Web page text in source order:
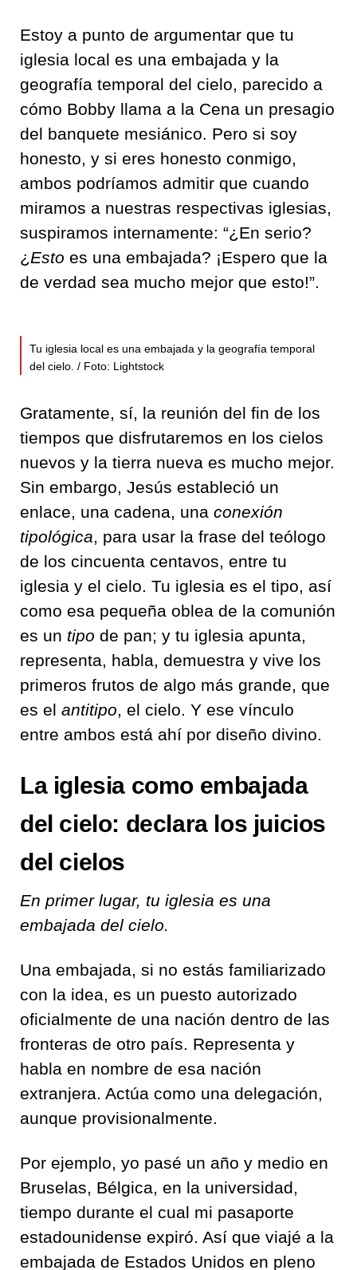
Estoy a punto de argumentar que tu
iglesia local es una embajada y la
geografía temporal del cielo, parecido a
cómo Bobby llama a la Cena un presagio
del banquete mesiánico. Pero si soy
honesto, y si eres honesto conmigo,
ambos podríamos admitir que cuando
miramos a nuestras respectivas iglesias,
suspiramos internamente: “¿En serio?
¿ Esto es una embajada? ¡Espero que la
de verdad sea mucho mejor que esto!”.
Tu iglesia local es una embajada y la geografía temporal
del cielo. / Foto: Lightstock
Gratamente, sí, la reunión del fin de los
tiempos que disfrutaremos en los cielos
nuevos y la tierra nueva es mucho mejor.
Sin embargo, Jesús estableció un
enlace, una cadena, una conexión
tipológica , para usar la frase del teólogo
de los cincuenta centavos, entre tu
iglesia y el cielo. Tu iglesia es el tipo, así
como esa pequeña oblea de la comunión
es un tipo de pan; y tu iglesia apunta,
representa, habla, demuestra y vive los
primeros frutos de algo más grande, que
es el antitipo , el cielo. Y ese vínculo
entre ambos está ahí por diseño divino.
La iglesia como embajada
del cielo: declara los juicios
del cielos
En primer lugar, tu iglesia es una
embajada del cielo.
Una embajada, si no estás familiarizado
con la idea, es un puesto autorizado
oficialmente de una nación dentro de las
fronteras de otro país. Representa y
habla en nombre de esa nación
extranjera. Actúa como una delegación,
aunque provisionalmente.
Por ejemplo, yo pasé un año y medio en
Bruselas, Bélgica, en la universidad,
tiempo durante el cual mi pasaporte
estadounidense expiró. Así que viajé a la
embajada de Estados Unidos en pleno